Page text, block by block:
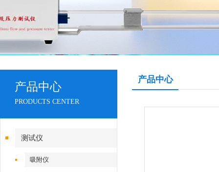
产品中心
PRODUCTS CENTER
测试仪
吸附仪
产品中心